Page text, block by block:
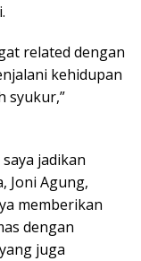
related dengan
kehidupan
syukur,”
jadikan
Joni Agung,
memberikan
dengan
juga